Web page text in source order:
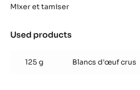
Alunga&trade;
Mixer et tamiser
Used products
Alunga&trade;
125 g Blancs d'œuf crus